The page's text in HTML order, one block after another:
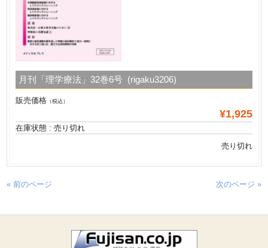
月刊「理学療法」32巻6号 (rigaku3206)
販売価格 （税込）
¥1,925
在庫状態 : 売り切れ
売り切れ
« 前のページ 次のページ »